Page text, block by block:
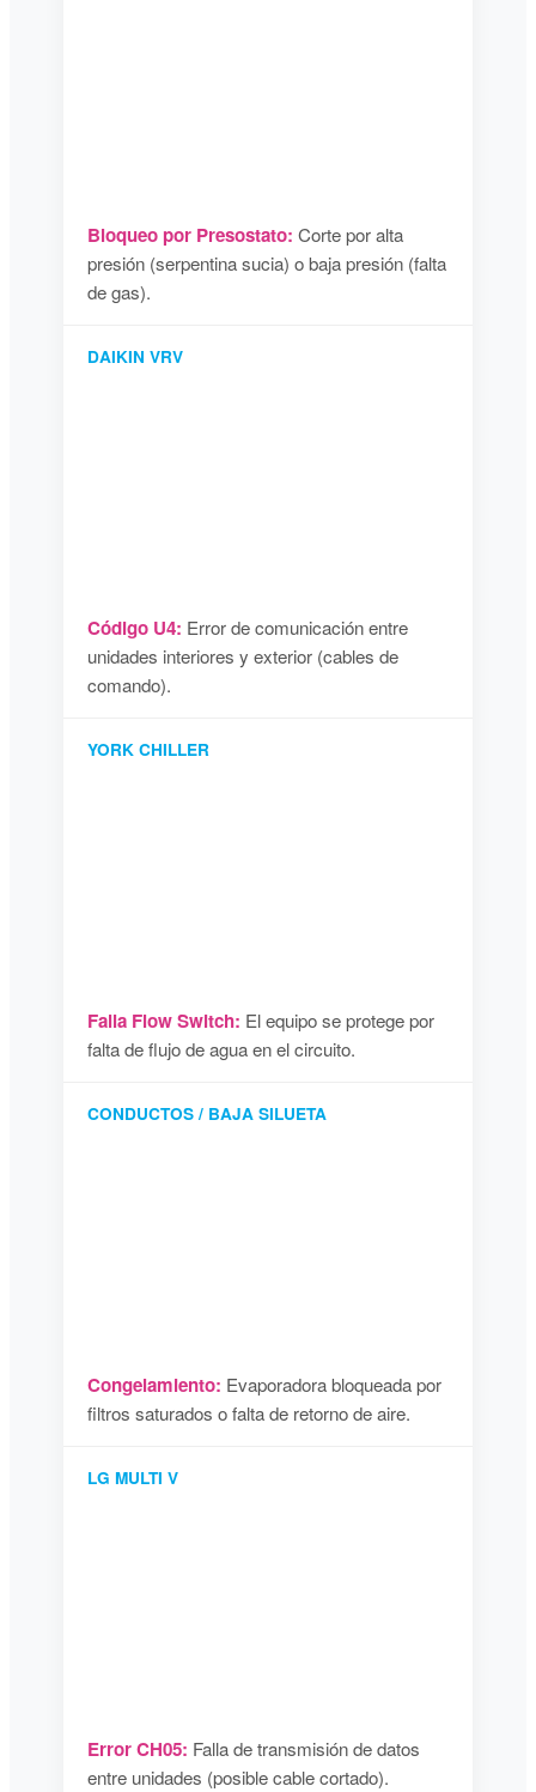
Bloqueo por Presostato: Corte por alta
presión (serpentina sucia) o baja presión (falta
de gas).
DAIKIN VRV
Código U4: Error de comunicación entre
unidades interiores y exterior (cables de
comando).
YORK CHILLER
Falla Flow Switch: El equipo se protege por
falta de flujo de agua en el circuito.
CONDUCTOS / BAJA SILUETA
Congelamiento: Evaporadora bloqueada por
filtros saturados o falta de retorno de aire.
LG MULTI V
Error CH05: Falla de transmisión de datos
entre unidades (posible cable cortado).